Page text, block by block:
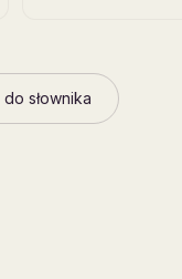
słownika